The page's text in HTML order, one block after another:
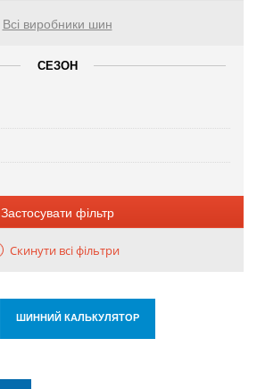
Всі виробники шин
СЕЗОН
Застосувати фільтр
Скинути всі фільтри
ШИННИЙ КАЛЬКУЛЯТОР